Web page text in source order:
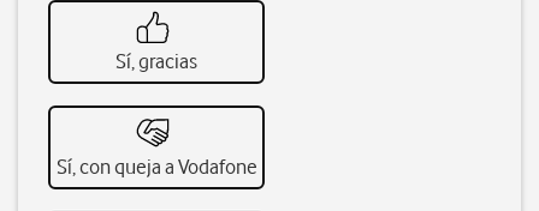
Sí, gracias
Sí, con queja a Vodafone